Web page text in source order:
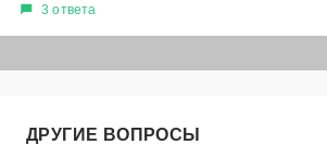
3 ответа
ДРУГИЕ ВОПРОСЫ